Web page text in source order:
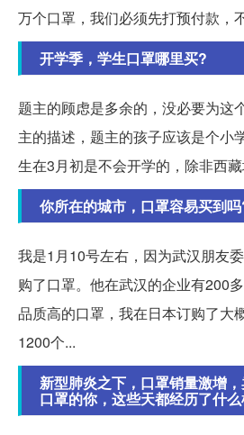
万个口罩，我们必须先打预付款，
开学季，学生口罩哪里买?
题主的顾虑是多余的，没必要为这
主的描述，题主的孩子应该是个小
生在3月初是不会开学的，除非西
你所在的城市，口罩容易买到
我是1月10号左右，因为武汉朋友
购了口罩。他在武汉的企业有200
品质高的口罩，我在日本订购了大
1200个...
新型肺炎之下，口罩销量激增
口罩的你，这些天都经历了什